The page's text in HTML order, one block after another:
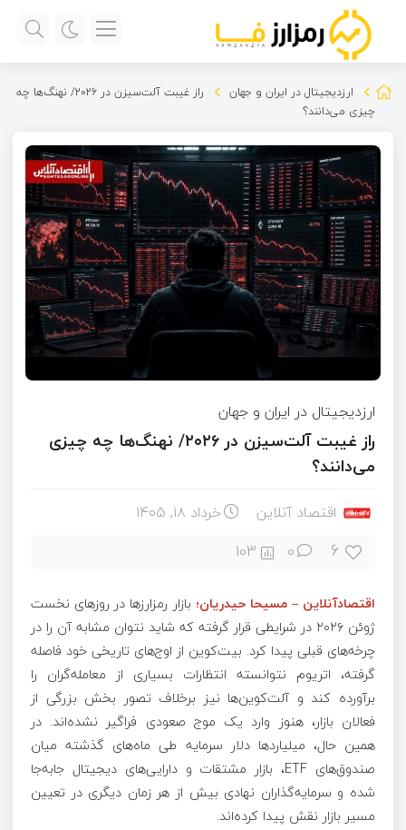
ارزدیجیتال در ایران و جهان
راز غیبت آلت‌سیزن در ۲۰۲۶/ نهنگ‌ها چه
چیزی می‌دانند؟
ارزدیجیتال در ایران و جهان
راز غیبت آلت‌سیزن در ۲۰۲۶/ نهنگ‌ها چه چیزی
می‌دانند؟
اقتصاد آنلاین خرداد ۱۸, ۱۴۰۵
6
0
103
اقتصادآنلاین – مسیحا حیدریان؛ بازار رمزارزها در روزهای نخست
ژوئن ۲۰۲۶ در شرایطی قرار گرفته که شاید نتوان مشابه آن را در
چرخه‌های قبلی پیدا کرد. بیت‌کوین از اوج‌های تاریخی خود فاصله
گرفته، اتریوم نتوانسته انتظارات بسیاری از معامله‌گران را
برآورده کند و آلت‌کوین‌ها نیز برخلاف تصور بخش بزرگی از
فعالان بازار، هنوز وارد یک موج صعودی فراگیر نشده‌اند. در
همین حال، میلیاردها دلار سرمایه طی ماه‌های گذشته میان
صندوق‌های ETF، بازار مشتقات و دارایی‌های دیجیتال جابه‌جا
شده و سرمایه‌گذاران نهادی بیش از هر زمان دیگری در تعیین
مسیر بازار نقش پیدا کرده‌اند.